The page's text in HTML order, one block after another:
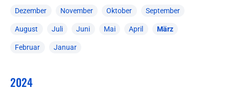
Dezember November Oktober September
August Juli Juni Mai April März
Februar Januar
2024